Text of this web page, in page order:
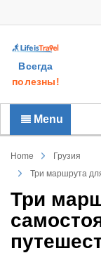
Всегда
полезны!
Menu
Home
Грузия
Три маршрута
Три